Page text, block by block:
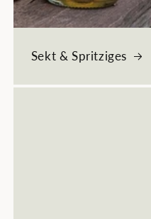
Sekt & Spritziges